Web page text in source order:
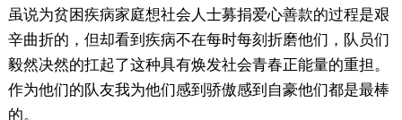
虽说为贫困疾病家庭想社会人士募捐爱心善款的过程是艰
辛曲折的，但却看到疾病不在每时每刻折磨他们，队员们
毅然决然的扛起了这种具有焕发社会青春正能量的重担。
作为他们的队友我为他们感到骄傲感到自豪他们都是最棒
的。